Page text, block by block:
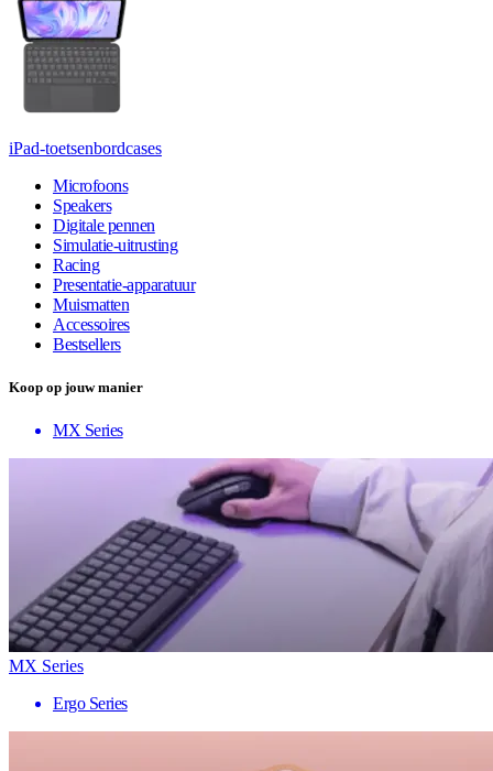
iPad-toetsenbordcases
Microfoons
Speakers
Digitale pennen
Simulatie-uitrusting
Racing
Presentatie-apparatuur
Muismatten
Accessoires
Bestsellers
Koop op jouw manier
MX Series
MX Series
Ergo Series